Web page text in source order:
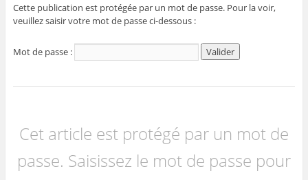
Cette publication est protégée par un mot de passe. Pour la voir,
veuillez saisir votre mot de passe ci-dessous :
Mot de passe :
Cet article est protégé par un mot de
passe. Saisissez le mot de passe pour